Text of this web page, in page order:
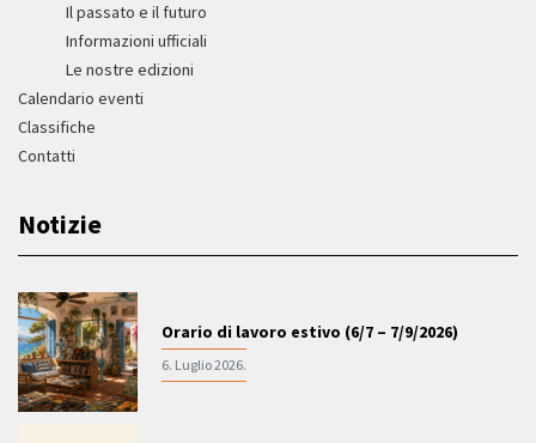
Il passato e il futuro
Informazioni ufficiali
Le nostre edizioni
Calendario eventi
Classifiche
Contatti
Notizie
Orario di lavoro estivo (6/7 – 7/9/2026)
6. Luglio 2026.